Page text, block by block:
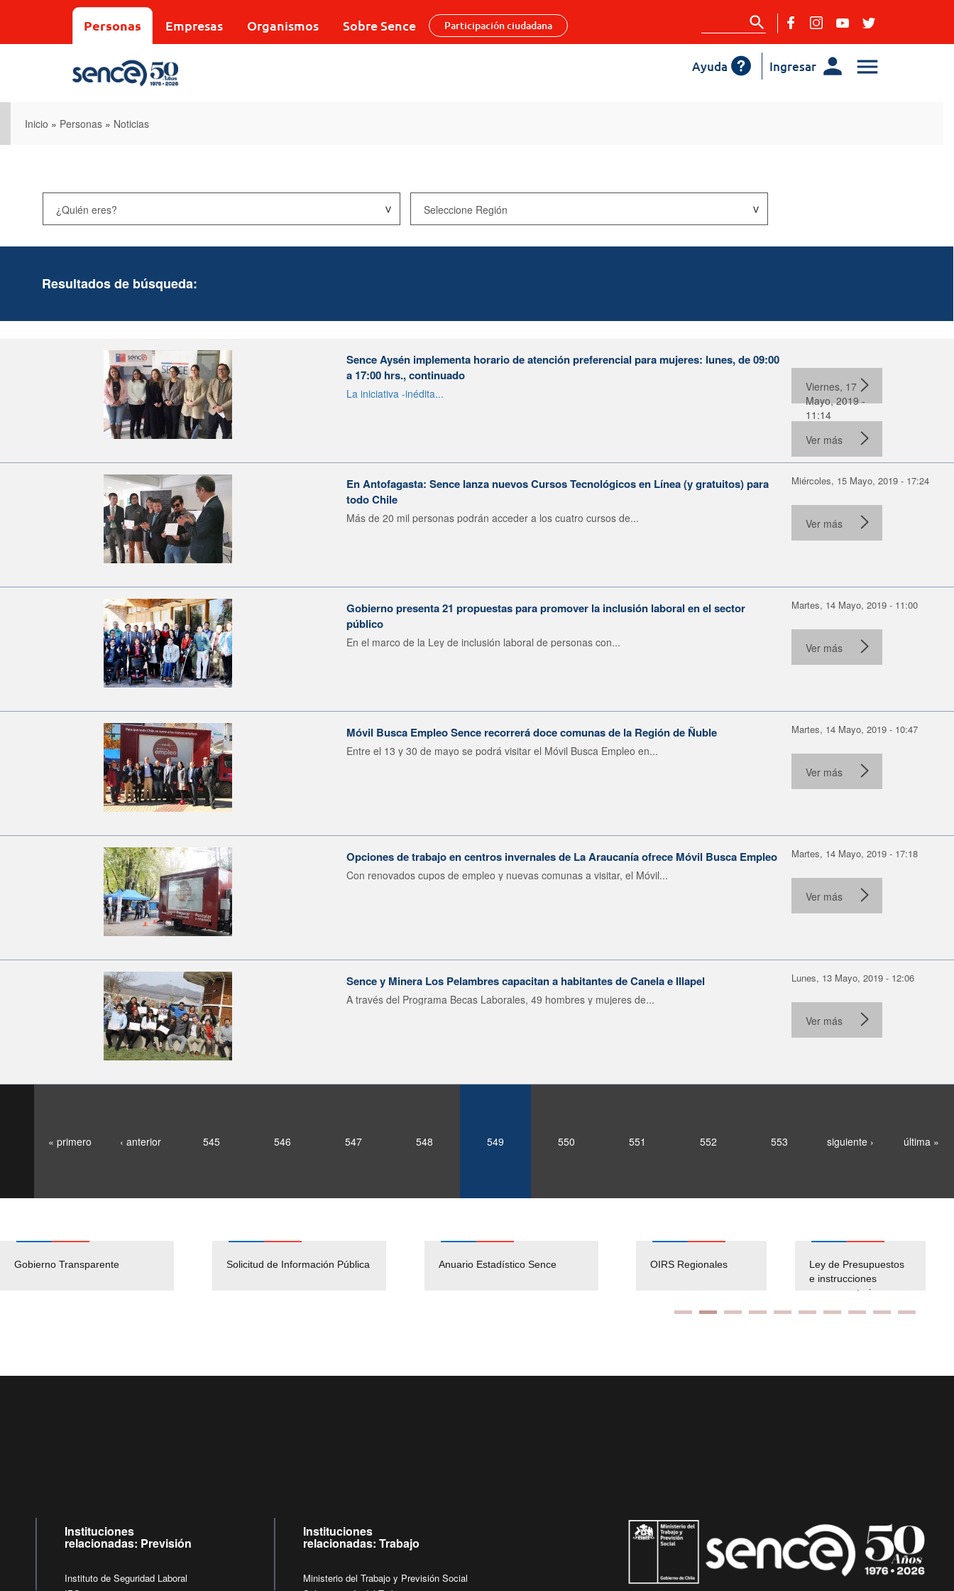
Personas Empresas Organismos Sobre Sence Participación ciudadana
Ingresar
Ayuda
Inicio » Personas » Noticias
Resultados de búsqueda:
Sence Aysén implementa horario de atención preferencial para mujeres: lunes, de 09:00
a 17:00 hrs., continuado
La iniciativa -inédita...
Viernes, 17
Mayo, 2019 -
11:14
Ver más
En Antofagasta: Sence lanza nuevos Cursos Tecnológicos en Línea (y gratuitos) para
todo Chile
Más de 20 mil personas podrán acceder a los cuatro cursos de...
Miércoles, 15 Mayo, 2019 - 17:24
Ver más
Gobierno presenta 21 propuestas para promover la inclusión laboral en el sector
público
En el marco de la Ley de inclusión laboral de personas con...
Martes, 14 Mayo, 2019 - 11:00
Ver más
Móvil Busca Empleo Sence recorrerá doce comunas de la Región de Ñuble
Entre el 13 y 30 de mayo se podrá visitar el Móvil Busca Empleo en...
Martes, 14 Mayo, 2019 - 10:47
Ver más
Opciones de trabajo en centros invernales de La Araucanía ofrece Móvil Busca Empleo
Con renovados cupos de empleo y nuevas comunas a visitar, el Móvil...
Martes, 14 Mayo, 2019 - 17:18
Ver más
Sence y Minera Los Pelambres capacitan a habitantes de Canela e Illapel
A través del Programa Becas Laborales, 49 hombres y mujeres de...
Lunes, 13 Mayo, 2019 - 12:06
Ver más
« primero ‹ anterior 545 546 547 548 549 550 551 552 553 siguiente › última »
Gobierno Transparente Solicitud de Información Pública Anuario Estadístico Sence
Pago Proveedores
Empleos Públicos
Solicitud Audiencias y
OIRS Regionales
Ley de Presupuestos
e instrucciones
presuspuetarias
Instituciones
relacionadas: Previsión
Instituto de Seguridad Laboral
Instituciones
relacionadas: Trabajo
Ministerio del Trabajo y Previsión Social